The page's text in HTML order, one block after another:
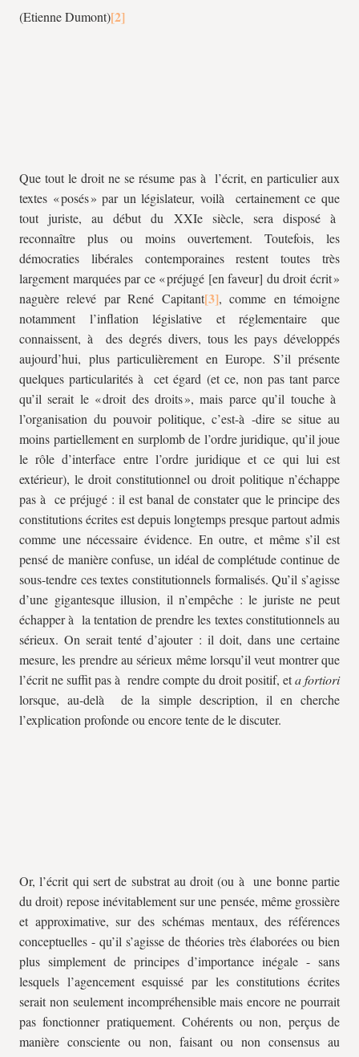
(Etienne Dumont)
Que tout le droit ne se résume pas à l’écrit, en particulier aux
textes « posés » par un législateur, voilà certainement ce que
tout juriste, au début du XXIe siècle, sera disposé à
reconnaître plus ou moins ouvertement. Toutefois, les
démocraties libérales contemporaines restent toutes très
largement marquées par ce « préjugé [en faveur] du droit écrit »
naguère relevé par René Capitant
, comme en témoigne
notamment l’inflation législative et réglementaire que
connaissent, à des degrés divers, tous les pays développés
aujourd’hui, plus particulièrement en Europe. S’il présente
quelques particularités à cet égard (et ce, non pas tant parce
qu’il serait le « droit des droits », mais parce qu’il touche à
l’organisation du pouvoir politique, c’est-à -dire se situe au
moins partiellement en surplomb de l’ordre juridique, qu’il joue
le rôle d’interface entre l’ordre juridique et ce qui lui est
extérieur), le droit constitutionnel ou droit politique n’échappe
pas à ce préjugé : il est banal de constater que le principe des
constitutions écrites est depuis longtemps presque partout admis
comme une nécessaire évidence. En outre, et même s’il est
pensé de manière confuse, un idéal de complétude continue de
sous-tendre ces textes constitutionnels formalisés. Qu’il s’agisse
d’une gigantesque illusion, il n’empêche : le juriste ne peut
échapper à la tentation de prendre les textes constitutionnels au
sérieux. On serait tenté d’ajouter : il doit, dans une certaine
mesure, les prendre au sérieux même lorsqu’il veut montrer que
l’écrit ne suffit pas à rendre compte du droit positif, eta fortiori
lorsque, au-delà de la simple description, il en cherche
l’explication profonde ou encore tente de le discuter.
Or, l’écrit qui sert de substrat au droit (ou à une bonne partie
du droit) repose inévitablement sur une pensée, même grossière
et approximative, sur des schémas mentaux, des références
conceptuelles - qu’il s’agisse de théories très élaborées ou bien
plus simplement de principes d’importance inégale - sans
lesquels l’agencement esquissé par les constitutions écrites
serait non seulement incompréhensible mais encore ne pourrait
pas fonctionner pratiquement. Cohérents ou non, perçus de
manière consciente ou non, faisant ou non consensus au